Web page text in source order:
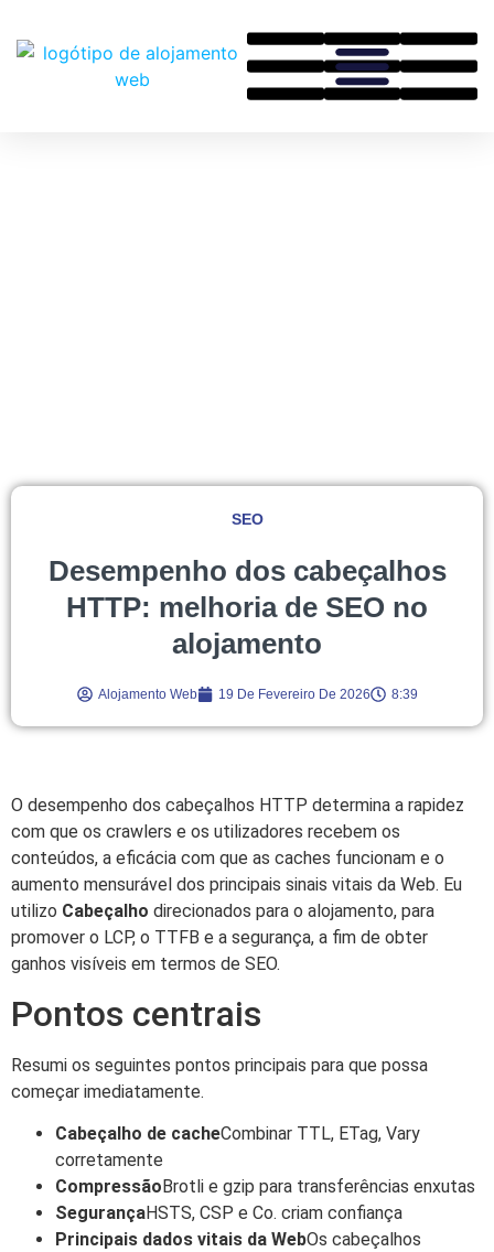
SEO
Desempenho dos cabeçalhos
HTTP: melhoria de SEO no
alojamento
Alojamento Web 19 De Fevereiro De 2026 8:39
O desempenho dos cabeçalhos HTTP determina a rapidez
com que os crawlers e os utilizadores recebem os
conteúdos, a eficácia com que as caches funcionam e o
aumento mensurável dos principais sinais vitais da Web. Eu
utilizo Cabeçalho direcionados para o alojamento, para
promover o LCP, o TTFB e a segurança, a fim de obter
ganhos visíveis em termos de SEO.
Pontos centrais
Resumi os seguintes pontos principais para que possa
começar imediatamente.
Cabeçalho de cacheCombinar TTL, ETag, Vary
corretamente
Compressão Brotli e gzip para transferências enxutas
SegurançaHSTS, CSP e Co. criam confiança
Principais dados vitais da WebOs cabeçalhos